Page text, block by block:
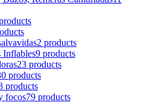
2 products
Inflables9 products
23 products
products
products
focos79 products